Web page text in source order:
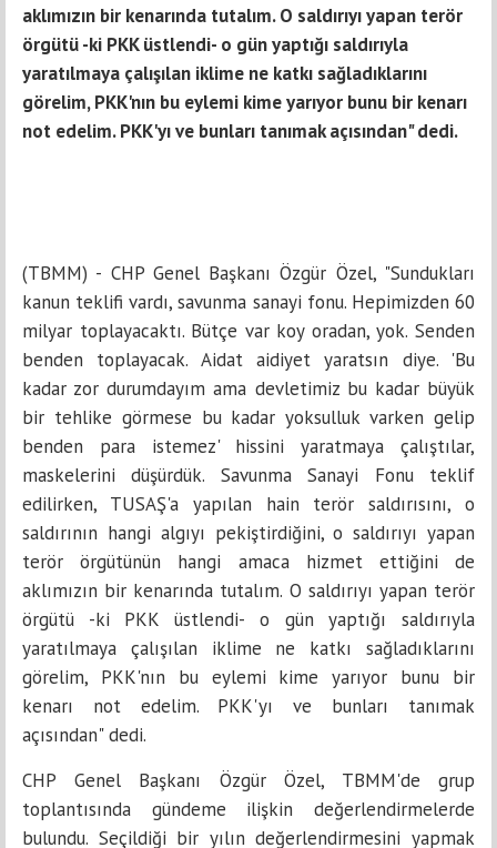
aklımızın bir kenarında tutalım. O saldırıyı yapan terör
örgütü -ki PKK üstlendi- o gün yaptığı saldırıyla
yaratılmaya çalışılan iklime ne katkı sağladıklarını
görelim, PKK'nın bu eylemi kime yarıyor bunu bir kenarı
not edelim. PKK'yı ve bunları tanımak açısından" dedi.
(TBMM) - CHP Genel Başkanı Özgür Özel, "Sundukları
kanun teklifi vardı, savunma sanayi fonu. Hepimizden 60
milyar toplayacaktı. Bütçe var koy oradan, yok. Senden
benden toplayacak. Aidat aidiyet yaratsın diye. 'Bu
kadar zor durumdayım ama devletimiz bu kadar büyük
bir tehlike görmese bu kadar yoksulluk varken gelip
benden para istemez' hissini yaratmaya çalıştılar,
maskelerini düşürdük. Savunma Sanayi Fonu teklif
edilirken, TUSAŞ'a yapılan hain terör saldırısını, o
saldırının hangi algıyı pekiştirdiğini, o saldırıyı yapan
terör örgütünün hangi amaca hizmet ettiğini de
aklımızın bir kenarında tutalım. O saldırıyı yapan terör
örgütü -ki PKK üstlendi- o gün yaptığı saldırıyla
yaratılmaya çalışılan iklime ne katkı sağladıklarını
görelim, PKK'nın bu eylemi kime yarıyor bunu bir
kenarı not edelim. PKK'yı ve bunları tanımak
açısından" dedi.
CHP Genel Başkanı Özgür Özel, TBMM'de grup
toplantısında gündeme ilişkin değerlendirmelerde
bulundu. Seçildiği bir yılın değerlendirmesini yapmak